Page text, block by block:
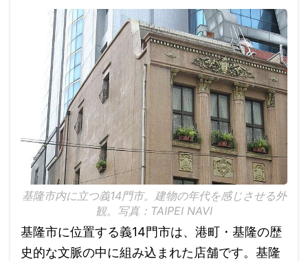
基隆市内に立つ義14門市。建物の年代を感じさせる外
観。写真：TAIPEI NAVI
基隆市に位置する義14門市は、港町・基隆の歴
史的な文脈の中に組み込まれた店舗です。基隆